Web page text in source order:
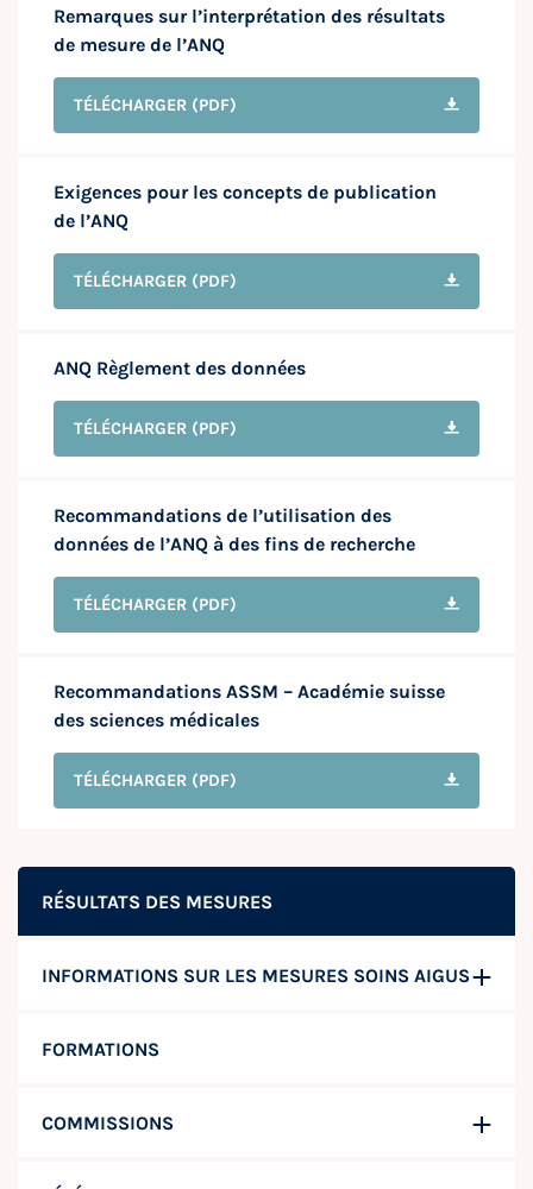
RÉSULTATS DES MESURES
INFORMATIONS SUR LES MESURES SOINS AIGUS
FORMATIONS
COMMISSIONS
Remarques sur l’interprétation des résultats
de mesure de l’ANQ
TÉLÉCHARGER (PDF)
Exigences pour les concepts de publication
de l’ANQ
TÉLÉCHARGER (PDF)
ANQ Règlement des données
TÉLÉCHARGER (PDF)
Recommandations de l’utilisation des
données de l’ANQ à des fins de recherche
TÉLÉCHARGER (PDF)
Recommandations ASSM – Académie suisse
des sciences médicales
TÉLÉCHARGER (PDF)